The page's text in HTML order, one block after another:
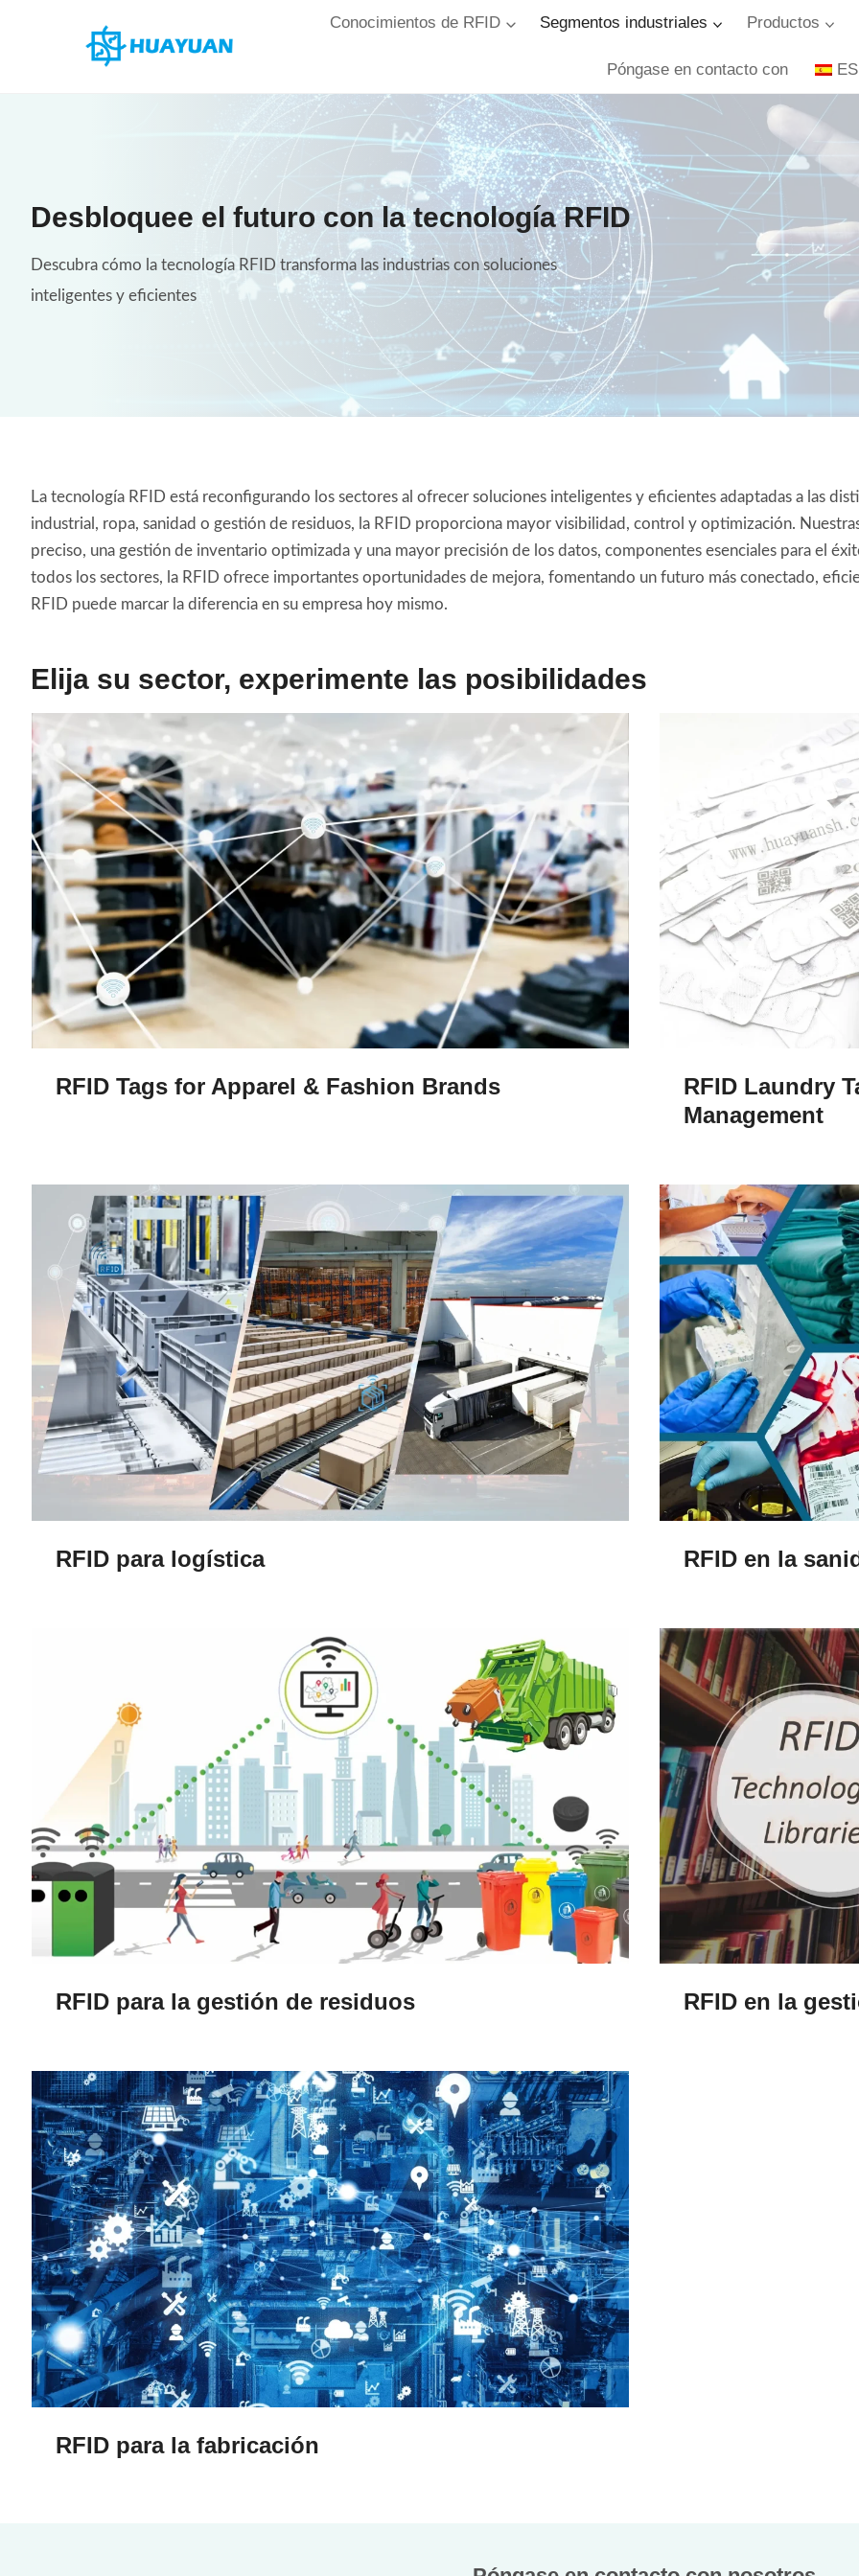
Conocimientos de RFID Segmentos industriales Productos
Póngase en contacto con ES
Desbloquee el futuro con la tecnología RFID
Descubra cómo la tecnología RFID transforma las industrias con soluciones
inteligentes y eficientes
La tecnología RFID está reconfigurando los sectores al ofrecer soluciones inteligentes y eficientes adaptadas a las
industrial, ropa, sanidad o gestión de residuos, la RFID proporciona mayor visibilidad, control y optimización.
preciso, una gestión de inventario optimizada y una mayor precisión de los datos, componentes esenciales para el
todos los sectores, la RFID ofrece importantes oportunidades de mejora, fomentando un futuro más conectado,
RFID puede marcar la diferencia en su empresa hoy mismo.
Elija su sector, experimente las posibilidades
RFID Tags for Apparel & Fashion Brands
RFID Laundry
Management
RFID para logística RFID en la
RFID para la gestión de residuos RFID en la
RFID para la fabricación